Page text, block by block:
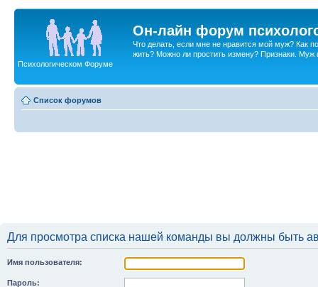
Он-лайн форум
Что делать, если мне не нравится мой муж? Как
жить? Можно ли простить измену? Признаки. Муж
Психологическом Форуме
Список форумов
Для просмотра списка нашей команды вы должны быть
Имя пользователя:
Пароль: